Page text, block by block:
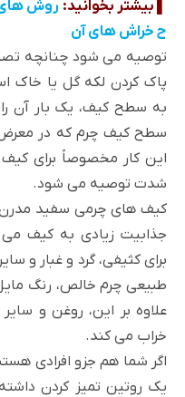
▌ بیشتر بخوانید: روش های
ح خراش های آن
توصیه می شود چنانچه
پاک کردن لکه گل یا خاک
به سطح کیف، یک بار آن
سطح کیف چرم که در معرض
این کار مخصوصاً برای
شدت توصیه می شود.
کیف های چرمی سفید
جذابیت زیادی به کیف
برای کثیفی، گرد و غبار و
طبیعی چرم خالص، رنگ
علاوه بر این، روغن و
خراب می کند.
اگر شما هم جزو افرادی
یک روتین تمیز کردن داشته